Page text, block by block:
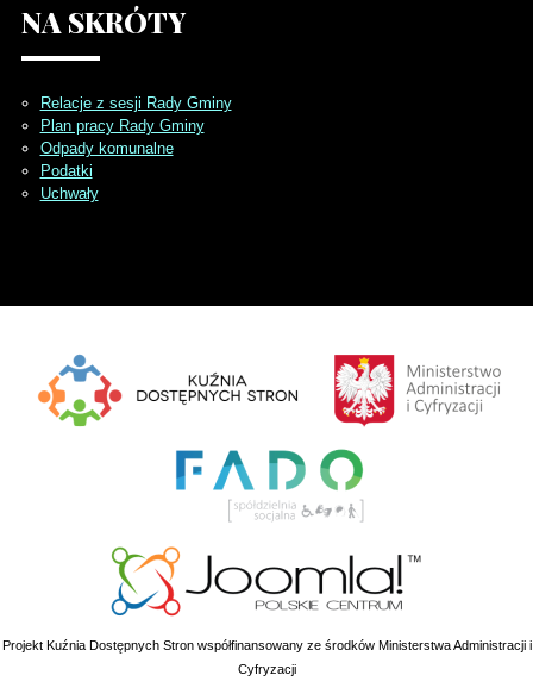
NA SKRÓTY
Relacje z sesji Rady Gminy
Plan pracy Rady Gminy
Odpady komunalne
Podatki
Uchwały
Projekt Kuźnia Dostępnych Stron współfinansowany ze środków Ministerstwa Administracji i
Cyfryzacji